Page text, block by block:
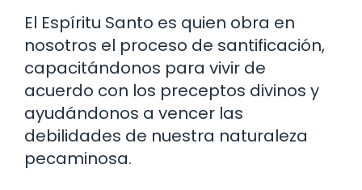
El Espíritu Santo es quien obra en
nosotros el proceso de santificación,
capacitándonos para vivir de
acuerdo con los preceptos divinos y
ayudándonos a vencer las
debilidades de nuestra naturaleza
pecaminosa.